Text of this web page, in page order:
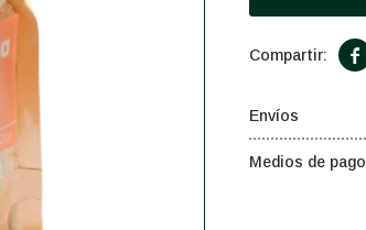

Envíos
Medios de pago